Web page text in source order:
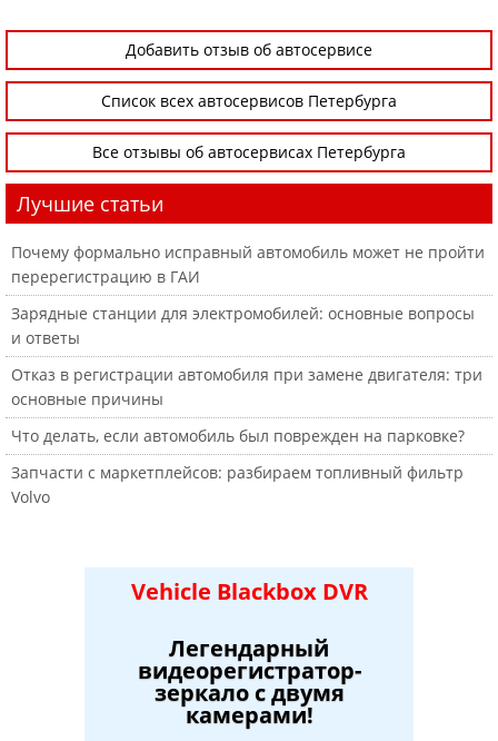
Добавить отзыв об автосервисе
Список всех автосервисов Петербурга
Все отзывы об автосервисах Петербурга
Лучшие статьи
Почему формально исправный автомобиль может не пройти
перерегистрацию в ГАИ
Зарядные станции для электромобилей: основные вопросы
и ответы
Отказ в регистрации автомобиля при замене двигателя: три
основные причины
Что делать, если автомобиль был поврежден на парковке?
Запчасти с маркетплейсов: разбираем топливный фильтр
Volvo
Vehicle Blackbox DVR
Легендарный
видеорегистратор-
зеркало с двумя
камерами!